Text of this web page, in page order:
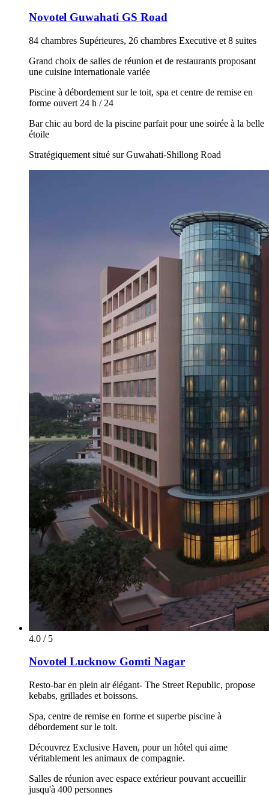
Novotel Guwahati GS Road
84 chambres Supérieures, 26 chambres Executive et 8 suites
Grand choix de salles de réunion et de restaurants proposant
une cuisine internationale variée
Piscine à débordement sur le toit, spa et centre de remise en
forme ouvert 24 h / 24
Bar chic au bord de la piscine parfait pour une soirée à la belle
étoile
Stratégiquement situé sur Guwahati-Shillong Road
4.0 / 5
Novotel Lucknow Gomti Nagar
Resto-bar en plein air élégant- The Street Republic, propose
kebabs, grillades et boissons.
Spa, centre de remise en forme et superbe piscine à
débordement sur le toit.
Découvrez Exclusive Haven, pour un hôtel qui aime
véritablement les animaux de compagnie.
Salles de réunion avec espace extérieur pouvant accueillir
jusqu'à 400 personnes